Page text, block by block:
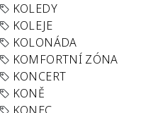
KOLEDY
KOLEJE
KOLONÁDA
KOMFORTNÍ ZÓNA
KONCERT
KONĚ